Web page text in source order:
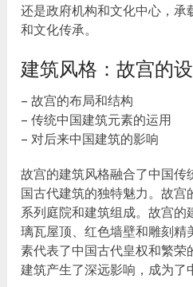
还是政府机构和文化中心，承
和文化传承。
建筑风格：故宫的
– 故宫的布局和结构
– 传统中国建筑元素的运用
– 对后来中国建筑的影响
故宫的建筑风格融合了中国传
国古代建筑的独特魅力。故宫
系列庭院和建筑组成。故宫的
璃瓦屋顶、红色墙壁和雕刻精
素代表了中国古代皇权和繁荣
建筑产生了深远影响，成为了